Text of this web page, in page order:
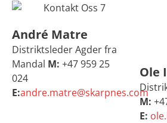
André Matre
Distriktsleder Agder fra
Mandal M: +47 959 25
024
E:andre.matre@skarpnes.com
Ole
M:
E: